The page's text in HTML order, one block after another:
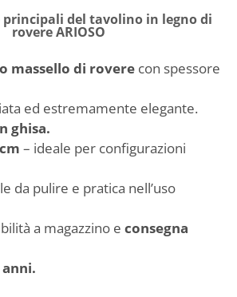
del tavolino in legno di
rovere ARIOSO
massello di rovere con spessore
ed estremamente elegante.
ghisa.
– ideale per configurazioni
da pulire e pratica nell’uso
a magazzino e consegna
anni.